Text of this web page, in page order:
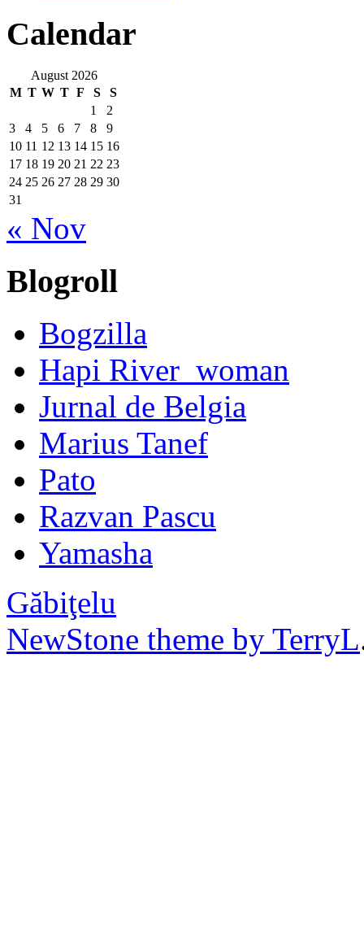
Calendar
August 2026
M T W T F S
S
1
2
3
4 5 6 7 8
9
10 11 12 13 14 15 16
17 18 19 20 21 22 23
24 25 26 27 28 29 30
31
« Nov
Blogroll
Bogzilla
Hapi River_woman
Jurnal de Belgia
Marius Tanef
Pato
Razvan Pascu
Yamasha
Găbiţelu
NewStone theme by TerryL